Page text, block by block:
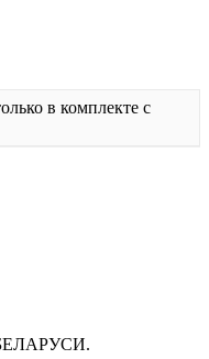
в комплекте с